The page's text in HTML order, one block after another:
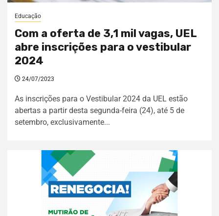
Educação
Com a oferta de 3,1 mil vagas, UEL
abre inscrições para o vestibular
2024
24/07/2023
As inscrições para o Vestibular 2024 da UEL estão
abertas a partir desta segunda-feira (24), até 5 de
setembro, exclusivamente...